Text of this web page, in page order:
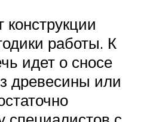
конструкции
работы. К
идет о сносе
древесины или